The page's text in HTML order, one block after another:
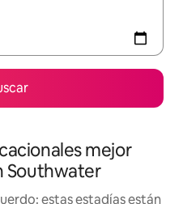
mejor
Southwater
estas estadías están